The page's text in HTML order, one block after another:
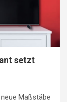
setzt
Maßstäbe